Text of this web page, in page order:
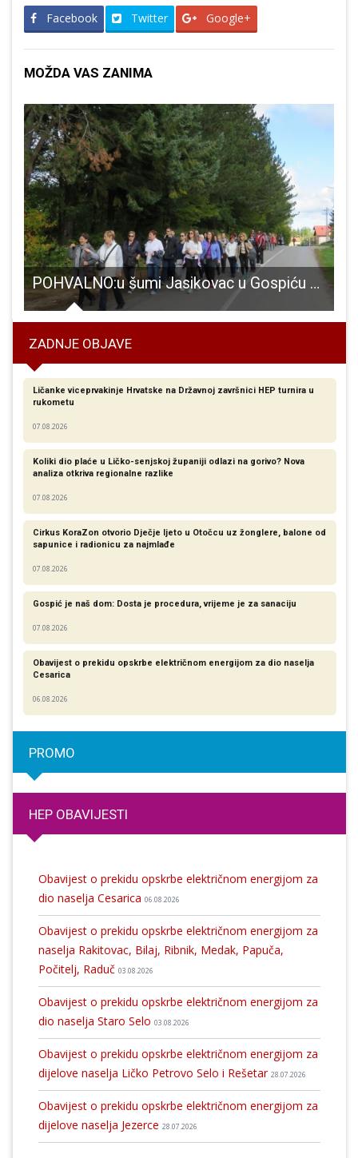
Facebook Twitter Google+
MOŽDA VAS ZANIMA
POHVALNO:u šumi Jasikovac u Gospiću nastati će uređena hodačka staza!!!
ZADNJE OBJAVE
Ličanke viceprvakinje Hrvatske na Državnoj završnici HEP turnira u
rukometu
07.08.2026
Koliki dio plaće u Ličko-senjskoj županiji odlazi na gorivo? Nova
analiza otkriva regionalne razlike​
07.08.2026
Cirkus KoraZon otvorio Dječje ljeto u Otočcu uz žonglere, balone od
sapunice i radionicu za najmlađe
07.08.2026
Gospić je naš dom: Dosta je procedura, vrijeme je za sanaciju
07.08.2026
Obavijest o prekidu opskrbe električnom energijom za dio naselja
Cesarica
06.08.2026
PROMO
HEP OBAVIJESTI
Obavijest o prekidu opskrbe električnom energijom za
dio naselja Cesarica 06.08.2026
Obavijest o prekidu opskrbe električnom energijom za
naselja Rakitovac, Bilaj, Ribnik, Medak, Papuča,
Počitelj, Raduč 03.08.2026
Obavijest o prekidu opskrbe električnom energijom za
dio naselja Staro Selo 03.08.2026
Obavijest o prekidu opskrbe električnom energijom za
dijelove naselja Ličko Petrovo Selo i Rešetar 28.07.2026
Obavijest o prekidu opskrbe električnom energijom za
dijelove naselja Jezerce 28.07.2026